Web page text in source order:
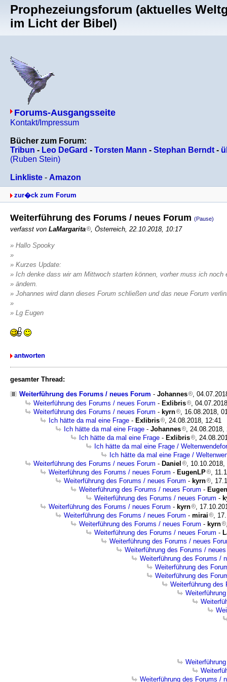
Prophezeiungsforum (aktuelles
im Licht der Bibel)
Forums-Ausgangsseite
Kontakt/Impressum
Bücher zum Forum:
Tribun - Leo DeGard - Torsten Mann - Stephan Berndt -
(Ruben Stein)
Linkliste - Amazon
zur�ck zum Forum
Weiterführung des Forums / neues Forum (Pause)
verfasst von LaMargarita , Österreich, 22.10.2018, 10:17
» Hallo Spooky
»
» Kurzes Update:
» Ich denke dass wir am Mittwoch starten können, vorher muss ich noch
» ändern.
» Johannes wird dann dieses Forum schließen und das neue Forum
»
» Lg Eugen
antworten
gesamter Thread:
Weiterführung des Forums / neues Forum - Johannes
,
Weiterführung des Forums / neues Forum - Exlibris
,
Weiterführung des Forums / neues Forum - kyrn
, 16.08.2018,
Ich hätte da mal eine Frage - Exlibris
, 24.08.2018, 12:41
Ich hätte da mal eine Frage - Johannes
, 24.08.2018,
Ich hätte da mal eine Frage - Exlibris
,
Ich hätte da mal eine Frage /
Ich hätte da mal eine Frage /
Weiterführung des Forums / neues Forum - Daniel
, 10.10.2018,
Weiterführung des Forums / neues Forum - EugenLP
,
Weiterführung des Forums / neues Forum - kyrn
,
Weiterführung des Forums / neues Forum -
Weiterführung des Forums / neues Forum -
Weiterführung des Forums / neues Forum - kyrn
,
Weiterführung des Forums / neues Forum - mirai
,
Weiterführung des Forums / neues Forum - kyrn
Weiterführung des Forums / neues Forum -
Weiterführung des Forums / neues
Weiterführung des Forums /
Weiterführung des Forums /
Weiterführung des
Weiterführung des
Weiterführung des
Weiterführung des Forums /